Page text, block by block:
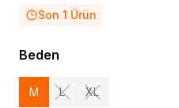
Son 1 Ürün
Beden
M L XL